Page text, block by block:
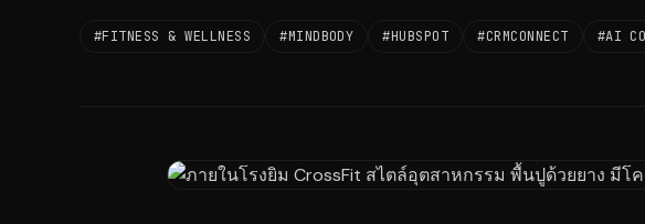
#FITNESS & WELLNESS #MINDBODY #HUBSPOT #CRMCONNECT #AI